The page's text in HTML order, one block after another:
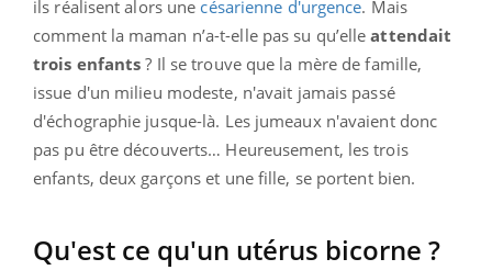
ils réalisent alors une césarienne d'urgence. Mais
comment la maman n’a-t-elle pas su qu’elleattendait
trois enfants ? Il se trouve que la mère de famille,
issue d'un milieu modeste, n'avait jamais passé
d'échographie jusque-là. Les jumeaux n'avaient donc
pas pu être découverts… Heureusement, les trois
enfants, deux garçons et une fille, se portent bien.
Qu'est ce qu'un utérus bicorne ?